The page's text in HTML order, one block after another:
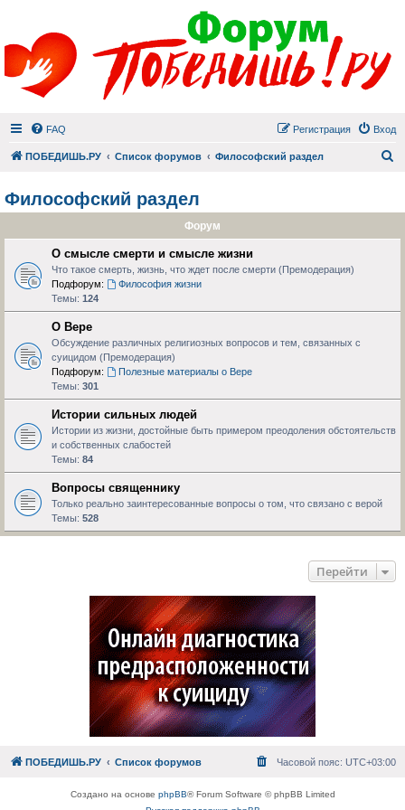
FAQ Вход
Регистрация
ПОБЕДИШЬ.РУ Список форумов Философский раздел
Философский раздел
Форум
О смысле смерти и смысле жизни
Что такое смерть, жизнь, что ждет после смерти (Премодерация)
Подфорум:
Философия жизни
Темы: 124
О Вере
Обсуждение различных религиозных вопросов и тем, связанных с
суицидом (Премодерация)
Подфорум:
Полезные материалы о Вере
Темы: 301
Истории сильных людей
Истории из жизни, достойные быть примером преодоления обстоятельств
и собственных слабостей
Темы: 84
Вопросы священнику
Только реально заинтересованные вопросы о том, что связано с верой
Темы: 528
Перейти
ПОБЕДИШЬ.РУ Список форумов Часовой пояс: UTC+03:00
Создано на основе phpBB® Forum Software © phpBB Limited